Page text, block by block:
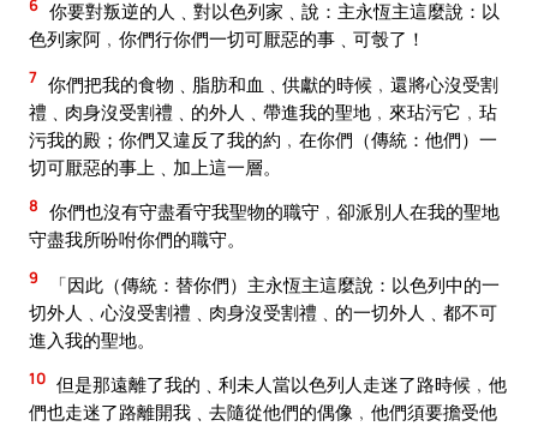
6 你要對叛逆的人﹑對以色列家﹑說：主永恆主這麼說：以
色列家阿﹐你們行你們一切可厭惡的事﹑可彀了！
7 你們把我的食物﹑脂肪和血﹑供獻的時候﹐還將心沒受割
禮﹑肉身沒受割禮﹑的外人﹑帶進我的聖地﹐來玷污它﹐玷
污我的殿；你們又違反了我的約﹐在你們（傳統：他們）一
切可厭惡的事上﹑加上這一層。
8 你們也沒有守盡看守我聖物的職守﹐卻派別人在我的聖地
守盡我所吩咐你們的職守。
9
「因此（傳統：替你們）主永恆主這麼說：以色列中的一
切外人﹑心沒受割禮﹑肉身沒受割禮﹑的一切外人﹑都不可
進入我的聖地。
10 但是那遠離了我的﹑利未人當以色列人走迷了路時候﹐他
們也走迷了路離開我﹑去隨從他們的偶像﹐他們須要擔受他